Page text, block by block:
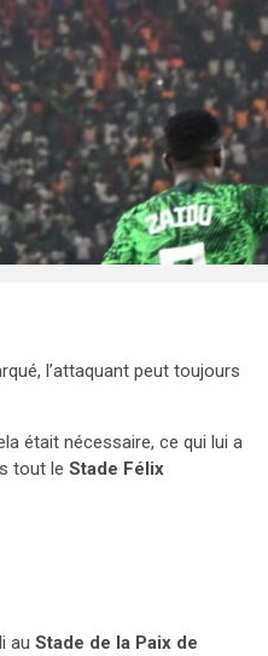
l’attaquant peut toujours
était nécessaire, ce qui lui a
tout le Stade Félix
au Stade de la Paix de